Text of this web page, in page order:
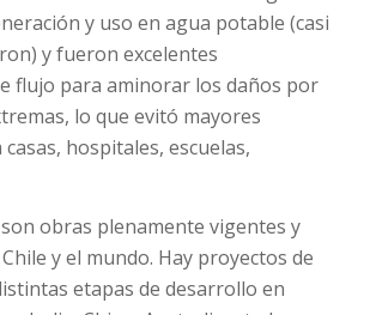
y uso en agua potable (casi
y fueron excelentes
flujo para aminorar los daños por
lo que evitó mayores
hospitales, escuelas,
obras plenamente vigentes y
y el mundo. Hay proyectos de
etapas de desarrollo en